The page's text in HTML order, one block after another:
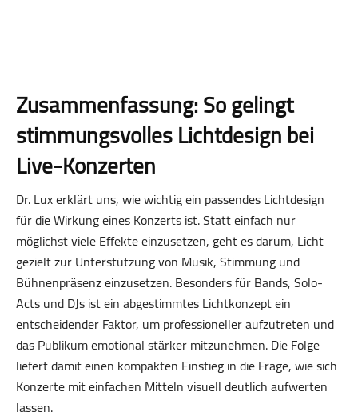
Zusammenfassung: So gelingt
stimmungsvolles Lichtdesign bei
Live-Konzerten
Dr. Lux erklärt uns, wie wichtig ein passendes Lichtdesign
für die Wirkung eines Konzerts ist. Statt einfach nur
möglichst viele Effekte einzusetzen, geht es darum, Licht
gezielt zur Unterstützung von Musik, Stimmung und
Bühnenpräsenz einzusetzen. Besonders für Bands, Solo-
Acts und DJs ist ein abgestimmtes Lichtkonzept ein
entscheidender Faktor, um professioneller aufzutreten und
das Publikum emotional stärker mitzunehmen. Die Folge
liefert damit einen kompakten Einstieg in die Frage, wie sich
Konzerte mit einfachen Mitteln visuell deutlich aufwerten
lassen.